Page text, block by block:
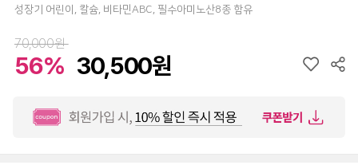
성장기 어린이, 칼슘, 비타민ABC, 필수아미노산8종 함유
70,000원
56% 30,500원